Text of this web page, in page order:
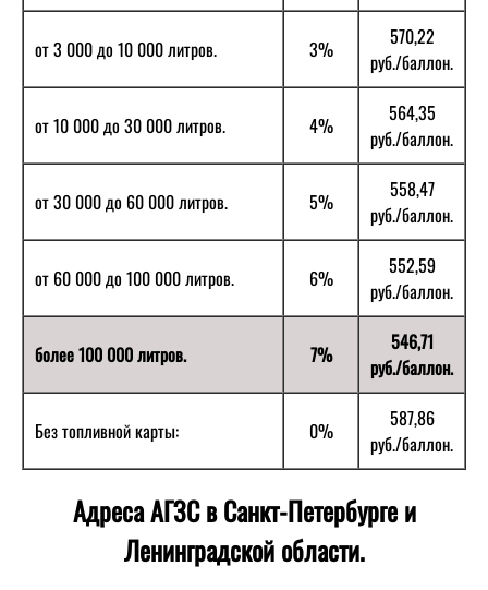
от 3 000 до 10 000 литров. 3%
570,22
руб./баллон.
от 10 000 до 30 000 литров. 4%
564,35
руб./баллон.
от 30 000 до 60 000 литров. 5%
558,47
руб./баллон.
от 60 000 до 100 000 литров. 6%
552,59
руб./баллон.
более 100 000 литров. 7%
546,71
руб./баллон.
Без топливной карты: 0%
587,86
руб./баллон.
Адреса АГЗС в Санкт-Петербурге и
Ленинградской области.